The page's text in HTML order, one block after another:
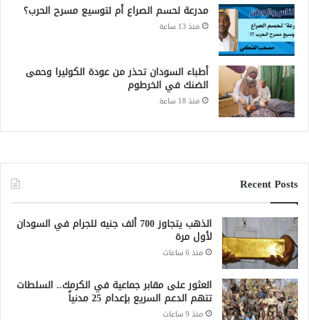
مدرعة لحسم الصراع أم لتوسيع مسرح الحرب؟
منذ 13 ساعة
أطباء السودان تحذر من عودة الكوليرا وحمى
الضنك في الخرطوم
منذ 18 ساعة
Recent Posts
الذهب يتجاوز 700 ألف جنيه للجرام في السودان
لأول مرة
منذ 6 ساعات
العثور على مقابر جماعية في الكرمك.. السلطات
تتهم الدعم السريع بإعدام 25 مدنياً
منذ 9 ساعات